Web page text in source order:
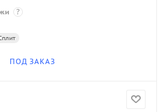
?
ПОД ЗАКАЗ